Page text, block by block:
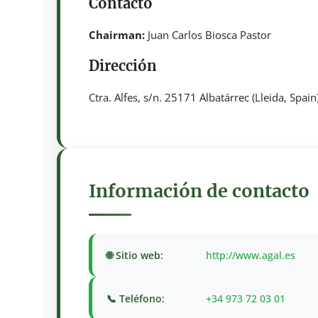
Chairman: Juan Carlos Biosca Pastor
Dirección
Ctra. Alfes, s/n. 25171 Albatárrec (Lleida,
Información de contacto
🌐 Sitio web: http://www.agal.es
📞 Teléfono: +34 973 72 03 01